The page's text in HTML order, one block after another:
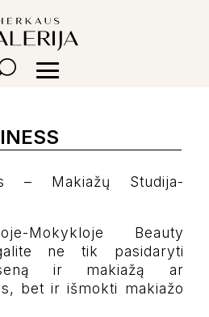
– Makiažų Studija-
Mokykloje Beauty
ne tik pasidaryti
ir makiažą ar
bet ir išmokti makiažo